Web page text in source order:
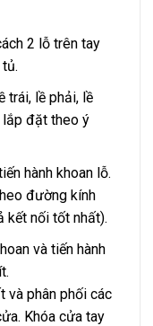
2 lỗ trên tay
trái, lề phải, lề
đặt theo ý
hành khoan lỗ.
đường kính
kết nối tốt nhất).
và tiến hành
và phân phối các
Khóa cửa tay